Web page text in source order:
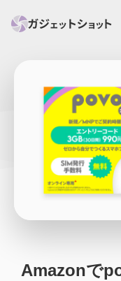
すべて スマホ
スマー
iPhone
Amazonで